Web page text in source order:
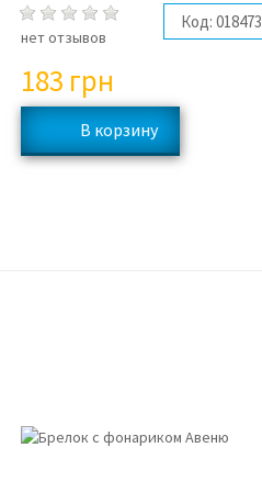
нет отзывов
Код: 018473
183 грн